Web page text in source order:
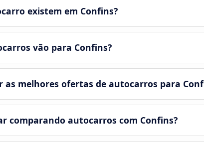
existem em Confins?
vão para Confins?
as melhores ofertas de autocarros para
comparando autocarros com Confins?